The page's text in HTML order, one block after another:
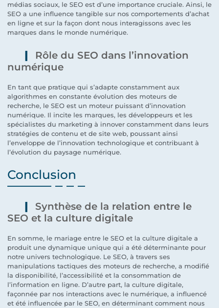
médias sociaux, le SEO est d’une importance cruciale. Ainsi, le
SEO a une influence tangible sur nos comportements d’achat
en ligne et sur la façon dont nous interagissons avec les
marques dans le monde numérique.
Rôle du SEO dans l’innovation
numérique
En tant que pratique qui s’adapte constamment aux
algorithmes en constante évolution des moteurs de
recherche, le SEO est un moteur puissant d’innovation
numérique. Il incite les marques, les développeurs et les
spécialistes du marketing à innover constamment dans leurs
stratégies de contenu et de site web, poussant ainsi
l’enveloppe de l’innovation technologique et contribuant à
l’évolution du paysage numérique.
Conclusion
Synthèse de la relation entre le
SEO et la culture digitale
En somme, le mariage entre le SEO et la culture digitale a
produit une dynamique unique qui a été déterminante pour
notre univers technologique. Le SEO, à travers ses
manipulations tactiques des moteurs de recherche, a modifié
la disponibilité, l’accessibilité et la consommation de
l’information en ligne. D’autre part, la culture digitale,
façonnée par nos interactions avec le numérique, a influencé
et été influencée par le SEO, en déterminant comment nous